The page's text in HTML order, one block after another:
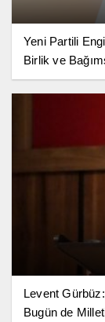
Yeni Partili
Birlik ve
Levent
Bugün de